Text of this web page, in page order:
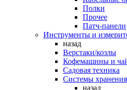
Полки
Прочее
Патч-панели
Инструменты и
назад
Верстаки/козлы
Кофемашины и
Садовая техника
Системы хранения
назад